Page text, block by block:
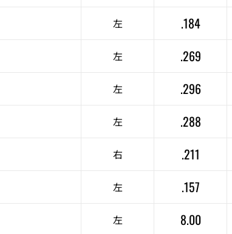
左 .184
左 .269
左 .296
左 .288
右 .211
左 .157
左 8.00